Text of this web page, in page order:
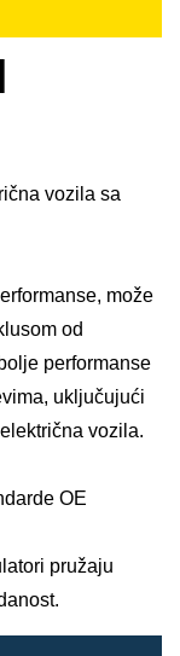
vozila sa
može
od
performanse
uključujući
vozila.
OE
pružaju